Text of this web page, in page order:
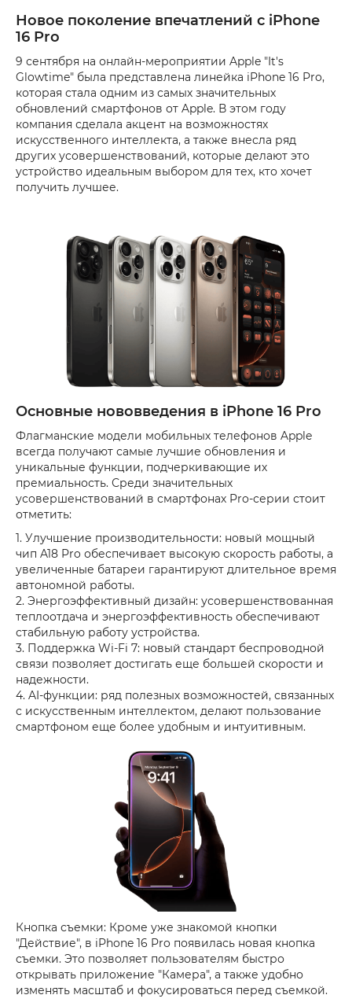
Новое поколение впечатлений с iPhone
16 Pro
9 сентября на онлайн-мероприятии Apple "It's
Glowtime" была представлена ​​линейка iPhone 16 Pro,
которая стала одним из самых значительных
обновлений смартфонов от Apple. В этом году
компания сделала акцент на возможностях
искусственного интеллекта, а также внесла ряд
других усовершенствований, которые делают это
устройство идеальным выбором для тех, кто хочет
получить лучшее.
Основные нововведения в iPhone 16 Pro
Флагманские модели мобильных телефонов Apple
всегда получают самые лучшие обновления и
уникальные функции, подчеркивающие их
премиальность. Среди значительных
усовершенствований в смартфонах Pro-серии стоит
отметить:
1. Улучшение производительности: новый мощный
чип A18 Pro обеспечивает высокую скорость работы, а
увеличенные батареи гарантируют длительное время
автономной работы.
2. Энергоэффективный дизайн: усовершенствованная
теплоотдача и энергоэффективность обеспечивают
стабильную работу устройства.
3. Поддержка Wi-Fi 7: новый стандарт беспроводной
связи позволяет достигать еще большей скорости и
надежности.
4. AI-функции: ряд полезных возможностей, связанных
с искусственным интеллектом, делают пользование
смартфоном еще более удобным и интуитивным.
Кнопка съемки: Кроме уже знакомой кнопки
"Действие", в iPhone 16 Pro появилась новая кнопка
съемки. Это позволяет пользователям быстро
открывать приложение "Камера", а также удобно
изменять масштаб и фокусироваться перед съемкой.